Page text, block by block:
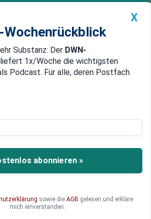
DWN: Geldanlage Premium
DWN-Magazin China
südukrainischem
der von russischen Truppen
im Süden der Ukraine lagert,
verkauft.
X
Wochenrückblick
Substanz: Der DWN-
liefert 1x/Woche die wichtigsten
Podcast. Für alle, deren Postfach
abonnieren »
sowie die AGB gelesen und erkläre
mich einverstanden.